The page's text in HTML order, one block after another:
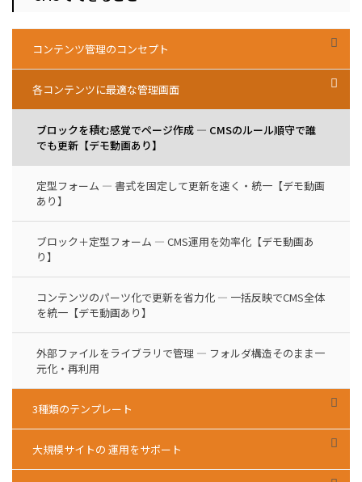
コンテンツ管理のコンセプト
各コンテンツに最適な管理画面
ブロックを積む感覚でページ作成 — CMSのルール順守で誰
でも更新【デモ動画あり】
定型フォーム — 書式を固定して更新を速く・統一【デモ動画
あり】
ブロック＋定型フォーム — CMS運用を効率化【デモ動画あ
り】
コンテンツのパーツ化で更新を省力化 — 一括反映でCMS全体
を統一【デモ動画あり】
外部ファイルをライブラリで管理 — フォルダ構造そのまま一
元化・再利用
3種類のテンプレート
大規模サイトの 運用をサポート